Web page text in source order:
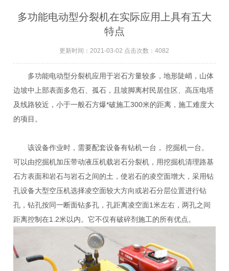
多功能电动型分裂机在实际应用上具有五大
特点
更新时间：2021-03-02 点击次数：4082
多功能电动型分裂机应用于岩石方量较多，地形陡峭，山体
边坡中上部表面多危石、孤石，且坡脚离村民居住区、高压电塔
及线路较近，小于一般石方爆*破施工300米的距离，施工难度大
的项目。
该设备作业时，需要配套设备有钻机一台， 挖掘机一台。
可以由挖掘机加压带动液压机载岩石分裂机，用挖掘机清理路基
石方表面和岩石与岩石之间的土，使岩石的凌空面增大，采用钻
孔设备大型空压机选择凌空面较大方向或岩石分层位置进行钻
孔，钻孔按同一断面钻多孔，孔距离凌空面1米左右，两孔之间
距离控制在1.2米以内。它不仅有破碎剂施工的所有优点。